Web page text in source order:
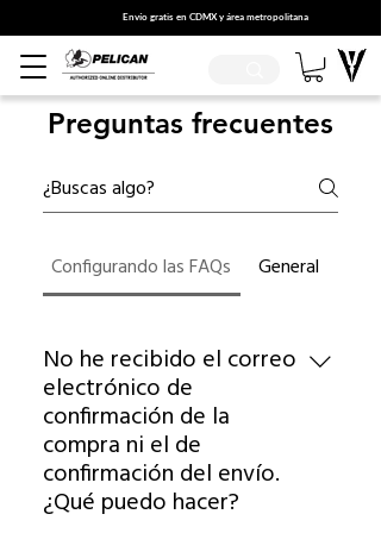
Envío gratis en CDMX y área metropolitana
Preguntas frecuentes
Configurando las FAQs General
No he recibido el correo
electrónico de
confirmación de la
compra ni el de
confirmación del envío.
¿Qué puedo hacer?